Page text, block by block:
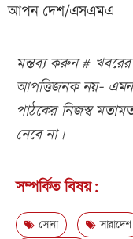
আপন দেশ/এসএমএ
মন্তব্য করুন #
আপত্তিজনক নয়- এমন
পাঠকের নিজস্ব
নেবে না।
সম্পর্কিত বিষয়:
সোনা সারাদেশ